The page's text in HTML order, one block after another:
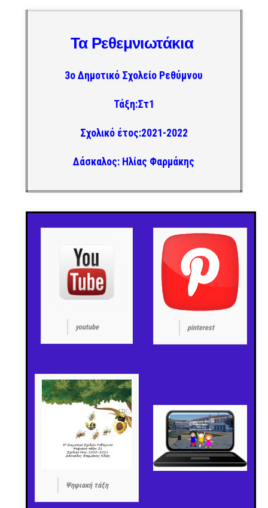
Τα Ρεθεμνιωτάκια
3ο Δημοτικό Σχολείο Ρεθύμνου
Τάξη:Στ1
Σχολικό έτος:2021-2022
Δάσκαλος: Ηλίας Φαρμάκης
youtube pinterest
Ψηφιακή τάξη